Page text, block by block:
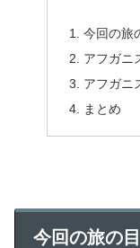
今回の旅
アフガニ
アフガニ
まとめ
今回の旅の